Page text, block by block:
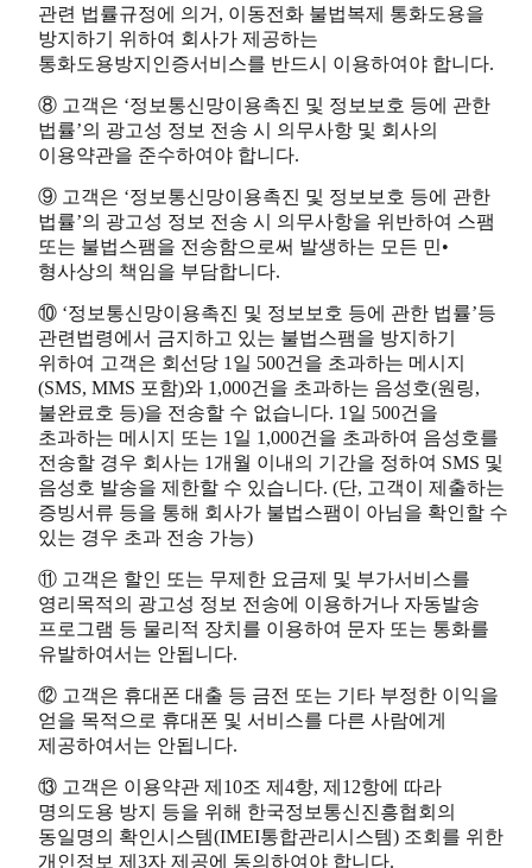
관련 법률규정에 의거, 이동전화 불법복제 통화도용을
방지하기 위하여 회사가 제공하는
통화도용방지인증서비스를 반드시 이용하여야 합니다.
⑧ 고객은 ‘정보통신망이용촉진 및 정보보호 등에 관한
법률’의 광고성 정보 전송 시 의무사항 및 회사의
이용약관을 준수하여야 합니다.
⑨ 고객은 ‘정보통신망이용촉진 및 정보보호 등에 관한
법률’의 광고성 정보 전송 시 의무사항을 위반하여 스팸
또는 불법스팸을 전송함으로써 발생하는 모든 민•
형사상의 책임을 부담합니다.
⑩ ‘정보통신망이용촉진 및 정보보호 등에 관한 법률’등
관련법령에서 금지하고 있는 불법스팸을 방지하기
위하여 고객은 회선당 1일 500건을 초과하는 메시지
(SMS, MMS 포함)와 1,000건을 초과하는 음성호(원링,
불완료호 등)을 전송할 수 없습니다. 1일 500건을
초과하는 메시지 또는 1일 1,000건을 초과하여 음성호를
전송할 경우 회사는 1개월 이내의 기간을 정하여 SMS 및
음성호 발송을 제한할 수 있습니다. (단, 고객이 제출하는
증빙서류 등을 통해 회사가 불법스팸이 아님을 확인할 수
있는 경우 초과 전송 가능)
⑪ 고객은 할인 또는 무제한 요금제 및 부가서비스를
영리목적의 광고성 정보 전송에 이용하거나 자동발송
프로그램 등 물리적 장치를 이용하여 문자 또는 통화를
유발하여서는 안됩니다.
⑫ 고객은 휴대폰 대출 등 금전 또는 기타 부정한 이익을
얻을 목적으로 휴대폰 및 서비스를 다른 사람에게
제공하여서는 안됩니다.
⑬ 고객은 이용약관 제10조 제4항, 제12항에 따라
명의도용 방지 등을 위해 한국정보통신진흥협회의
동일명의 확인시스템(IMEI통합관리시스템) 조회를 위한
개인정보 제3자 제공에 동의하여야 합니다.